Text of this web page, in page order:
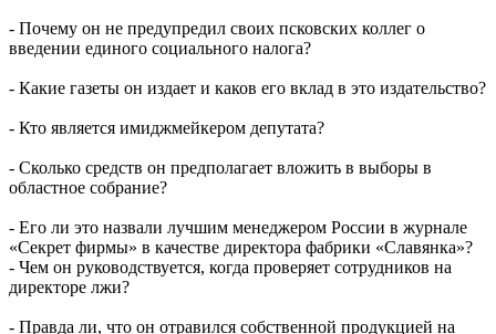
- Почему он не предупредил своих псковских коллег о
введении единого социального налога?
- Какие газеты он издает и каков его вклад в это издательство?
- Кто является имиджмейкером депутата?
- Сколько средств он предполагает вложить в выборы в
областное собрание?
- Его ли это назвали лучшим менеджером России в журнале
«Секрет фирмы» в качестве директора фабрики «Славянка»?
- Чем он руководствуется, когда проверяет сотрудников на
директоре лжи?
- Правда ли, что он отравился собственной продукцией на